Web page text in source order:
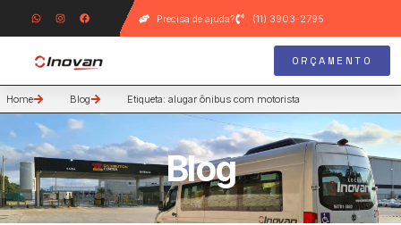
Precisa de ajuda? (11) 3903-2795
ORÇAMENTO
Home Blog Etiqueta: alugar ônibus com motorista
Blog